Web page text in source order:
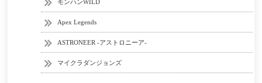
モンハンWILD
Apex Legends
ASTRONEER -アストロニーア-
マイクラダンジョンズ